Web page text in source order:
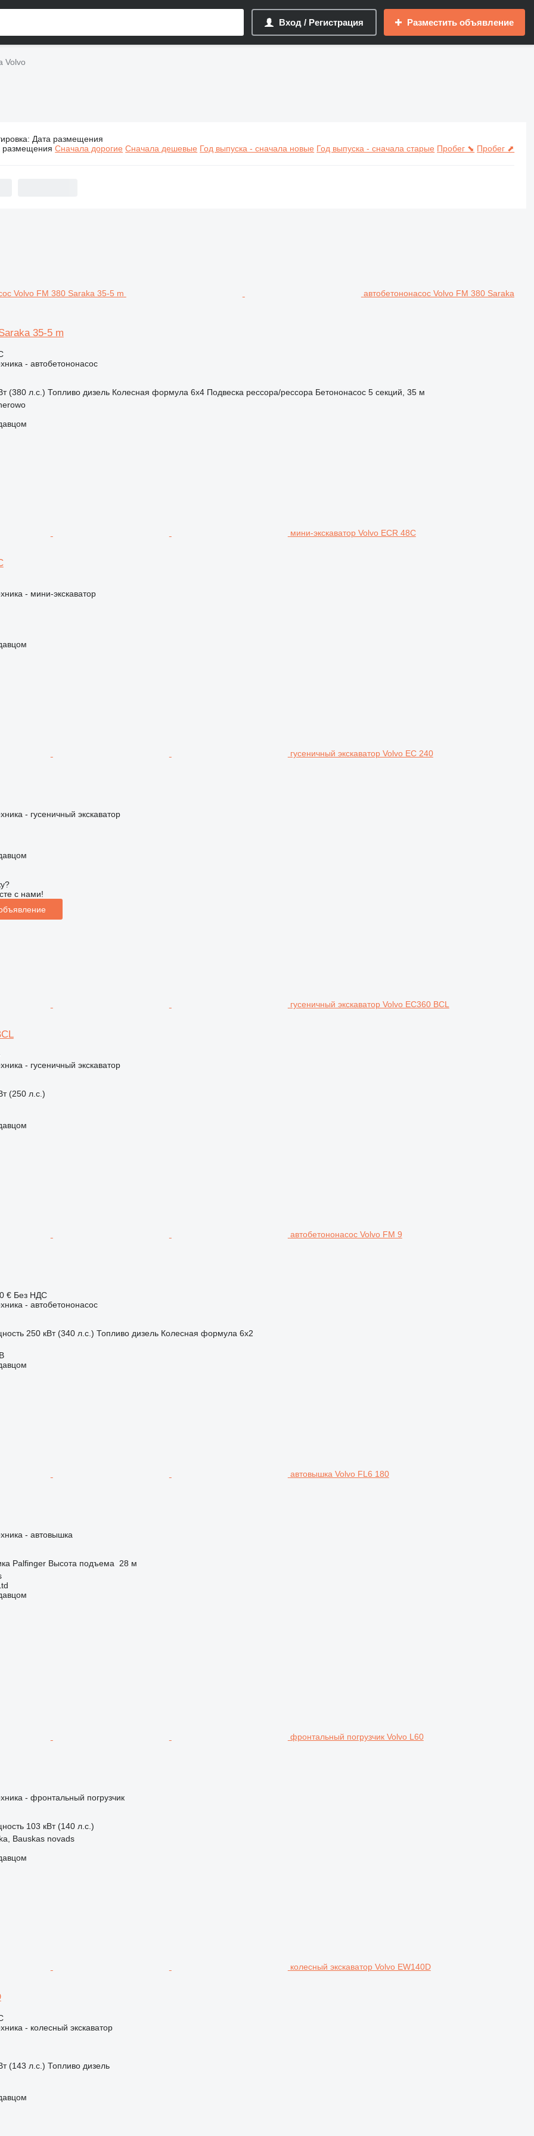
Вход / Регистрация Разместить объявление
Volvo
Строительная техника Volvo
: Дата размещения
размещения Сначала дорогие Сначала дешевые Год выпуска - сначала новые Год выпуска - сначала старые Пробег ⬊ Пробег ⬈
автобетононасос Volvo FM 380 Saraka
35-5 m
- автобетононасос
(380 л.с.) Топливо дизель Колесная формула 6x4 Подвеска рессора/рессора Бетононасос 5 секций, 35 м
мини-экскаватор Volvo ECR 48C
- мини-экскаватор
гусеничный экскаватор Volvo EC 240
- гусеничный экскаватор
с нами!
гусеничный экскаватор Volvo EC360 BCL
- гусеничный экскаватор
(250 л.с.)
автобетононасос Volvo FM 9
€ Без НДС
- автобетононасос
250 кВт (340 л.с.) Топливо дизель Колесная формула 6x2
автовышка Volvo FL6 180
- автовышка
Palfinger Высота подъема
28 м
фронтальный погрузчик Volvo L60
- фронтальный погрузчик
103 кВт (140 л.с.)
Bauskas novads
колесный экскаватор Volvo EW140D
- колесный экскаватор
(143 л.с.) Топливо дизель